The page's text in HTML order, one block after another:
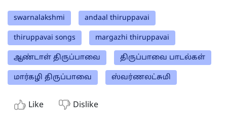
swarnalakshmi andaal thiruppavai
thiruppavai songs margazhi thiruppavai
ஆண்டாள் திருப்பாவை திருப்பாவை பாடல்கள்
மார்கழி திருப்பாவை ஸ்வர்ணலட்சுமி
Like Dislike